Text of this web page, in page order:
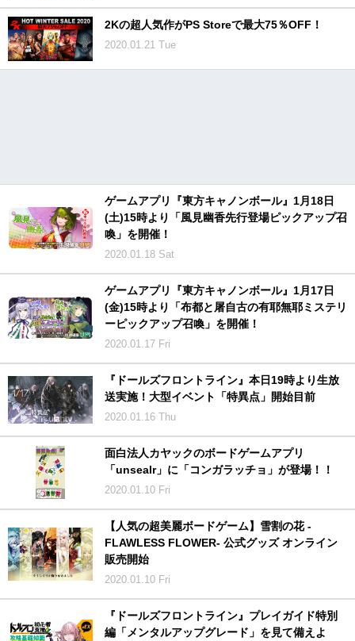
2Kの超人気作がPS Storeで最大75％OFF！
2020.01.21 Tue
ゲームアプリ『東方キャノンボール』1月18日
(土)15時より「風見幽香先行登場ピックアップ召
喚」を開催！
2020.01.18 Sat
ゲームアプリ『東方キャノンボール』1月17日
(金)15時より「布都と屠自古の有耶無耶ミステリ
ーピックアップ召喚」を開催！
2020.01.17 Fri
『ドールズフロントライン』本日19時より生放
送実施！大型イベント「特異点」開始目前
2020.01.16 Thu
面白法人カヤックのボードゲームアプリ
「unsealr」に「コンガラッチョ」が登場！！
2020.01.10 Fri
【人気の超美麗ボードゲーム】雪割の花 -
FLAWLESS FLOWER- 公式グッズ オンライン
販売開始
2020.01.10 Fri
『ドールズフロントライン』プレイガイド特別
編「メンタルアップグレード」を見て備えよ